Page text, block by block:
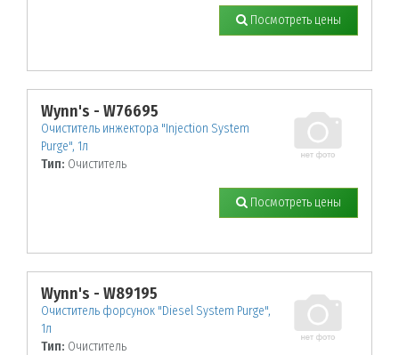
Посмотреть цены
Wynn's - W76695
Очиститель инжектора "Injection System
Purge", 1л
Тип: Очиститель
Посмотреть цены
Wynn's - W89195
Очиститель форсунок "Diesel System Purge",
1л
Тип: Очиститель